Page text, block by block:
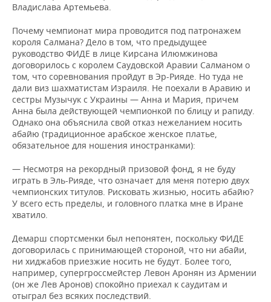
Владислава Артемьева.
Почему чемпионат мира проводится под патронажем
короля Салмана? Дело в том, что предыдущее
руководство ФИДЕ в лице Кирсана Илюмжинова
договорилось с королем Саудовской Аравии Салманом о
том, что соревнования пройдут в Эр-Рияде. Но туда не
дали виз шахматистам Израиля. Не поехали в Аравию и
сестры Музычук с Украины — Анна и Мария, причем
Анна была действующей чемпионкой по блицу и рапиду.
Однако она объяснила свой отказ нежеланием носить
абайю (традиционное арабское женское платье,
обязательное для ношения иностранками):
— Несмотря на рекордный призовой фонд, я не буду
играть в Эль-Рияде, что означает для меня потерю двух
чемпионских титулов. Рисковать жизнью, носить абайю?
У всего есть пределы, и головного платка мне в Иране
хватило.
Демарш спортсменки был непонятен, поскольку ФИДЕ
договорилась с принимающей стороной, что ни абайи,
ни хиджабов приезжие носить не будут. Более того,
например, супергроссмейстер Левон Аронян из Армении
(он же Лев Аронов) спокойно приехал к саудитам и
отыграл без всяких последствий.